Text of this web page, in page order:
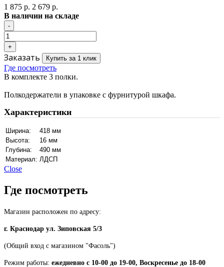
1 875 р. 2 679 р.
В наличии на складе
Заказать Купить за 1 клик
Где посмотреть
В комплекте 3 полки.
Полкодержатели в упаковке с фурнитурой шкафа.
Характеристики
Ширина:
418 мм
Высота:
16 мм
Глубина:
490 мм
Материал: ЛДСП
Close
Где посмотреть
Магазин расположен по адресу:
г. Краснодар ул. Зиповская 5/3
(Общий вход с магазином "Фасоль")
Режим работы: ежедневно с 10-00 до 19-00, Воскресенье до 18-00